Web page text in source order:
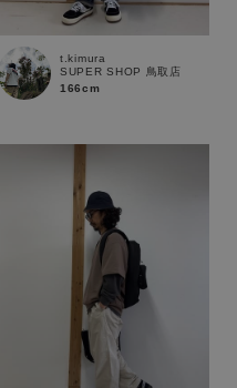
在庫なし含む
t.kimura
SUPER SHOP 鳥取店
166cm